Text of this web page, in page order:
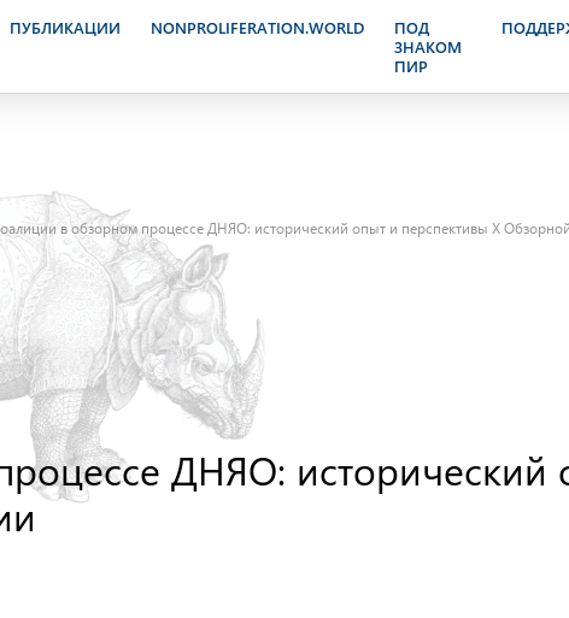
ПУБЛИКАЦИИ NONPROLIFERATION.WORLD
ПОД
ЗНАКОМ
ПИР
в обзорном процессе ДНЯО: исторический опыт и перспективы X
ДНЯО: исторический